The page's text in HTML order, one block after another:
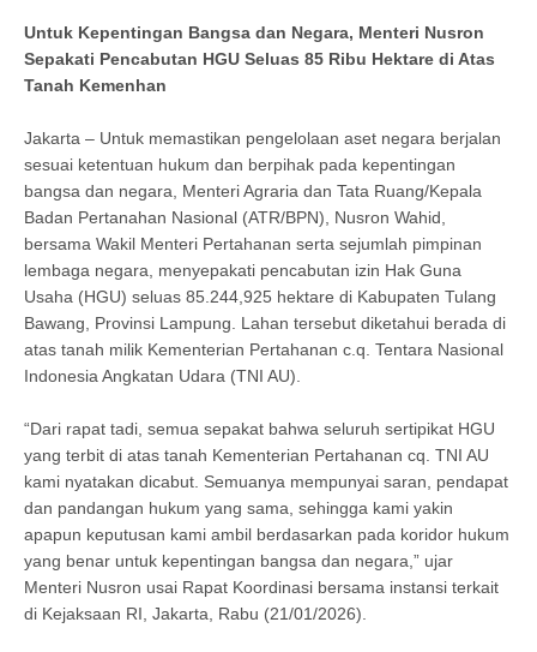
Untuk Kepentingan Bangsa dan Negara, Menteri Nusron
Sepakati Pencabutan HGU Seluas 85 Ribu Hektare di Atas
Tanah Kemenhan
Jakarta – Untuk memastikan pengelolaan aset negara berjalan
sesuai ketentuan hukum dan berpihak pada kepentingan
bangsa dan negara, Menteri Agraria dan Tata Ruang/Kepala
Badan Pertanahan Nasional (ATR/BPN), Nusron Wahid,
bersama Wakil Menteri Pertahanan serta sejumlah pimpinan
lembaga negara, menyepakati pencabutan izin Hak Guna
Usaha (HGU) seluas 85.244,925 hektare di Kabupaten Tulang
Bawang, Provinsi Lampung. Lahan tersebut diketahui berada di
atas tanah milik Kementerian Pertahanan c.q. Tentara Nasional
Indonesia Angkatan Udara (TNI AU).
“Dari rapat tadi, semua sepakat bahwa seluruh sertipikat HGU
yang terbit di atas tanah Kementerian Pertahanan cq. TNI AU
kami nyatakan dicabut. Semuanya mempunyai saran, pendapat
dan pandangan hukum yang sama, sehingga kami yakin
apapun keputusan kami ambil berdasarkan pada koridor hukum
yang benar untuk kepentingan bangsa dan negara,” ujar
Menteri Nusron usai Rapat Koordinasi bersama instansi terkait
di Kejaksaan RI, Jakarta, Rabu (21/01/2026).